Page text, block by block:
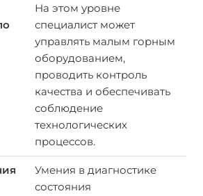
На этом уровне
специалист может
управлять малым горным
оборудованием,
проводить контроль
качества и обеспечивать
соблюдение
технологических
процессов.
Умения в диагностике
состояния